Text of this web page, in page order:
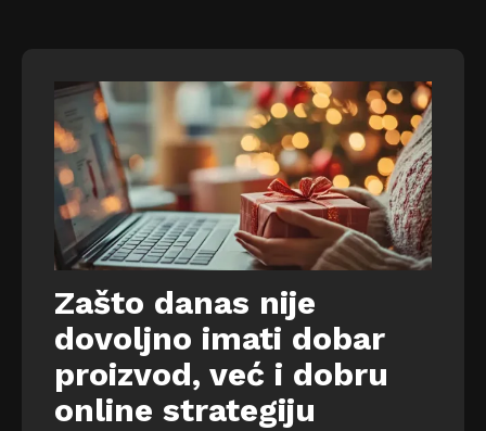
Zašto danas nije
dovoljno imati dobar
proizvod, već i dobru
online strategiju